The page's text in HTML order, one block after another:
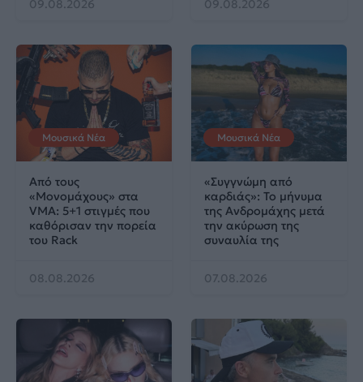
09.08.2026 09.08.2026
Μουσικά Νέα
Από τους
«Μονομάχους» στα
VMA: 5+1 στιγμές που
καθόρισαν την πορεία
του Rack
08.08.2026
Μουσικά Νέα
«Συγγνώμη από
καρδιάς»: Το μήνυμα
της Ανδρομάχης μετά
την ακύρωση της
συναυλία της
07.08.2026